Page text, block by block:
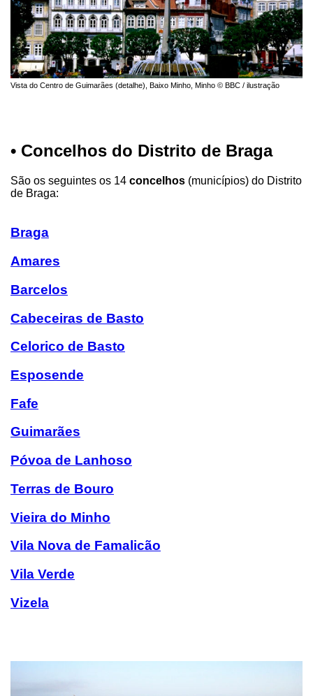
Vista do Centro de Guimarães (detalhe), Baixo Minho, Minho © BBC / ilustração
• Concelhos do Distrito de Braga
São os seguintes os 14 concelhos (municípios) do Distrito
de Braga:
Braga
Amares
Barcelos
Cabeceiras de Basto
Celorico de Basto
Esposende
Fafe
Guimarães
Póvoa de Lanhoso
Terras de Bouro
Vieira do Minho
Vila Nova de Famalicão
Vila Verde
Vizela